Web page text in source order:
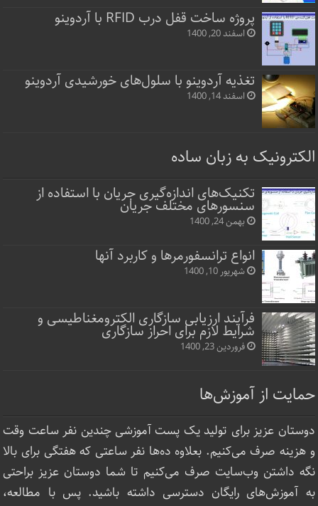
پروژه ساخت قفل‌ درب RFID با آردوینو
اسفند 20, 1400
تغذیه آردوینو با سلول‌های خورشیدی آردوینو
اسفند 14, 1400
الکترونیک به زبان ساده
تکنیک‌های اندازه‌گیری جریان با استفاده از
سنسورهای مختلف جریان
بهمن 24, 1400
انواع ترانسفورمرها و کاربرد آنها
شهریور 10, 1400
فرآیند ارزیابی سازگاری الکترومغناطیسی و
شرایط لازم برای احراز سازگاری
فروردین 23, 1400
حمایت از آموزش‌ها
دوستان عزیز برای تولید یک پست آموزشی چندین نفر ساعت‌ وقت
و هزینه صرف می‌کنیم. بعلاوه ده‌ها نفر ساعتی که هفتگی برای بالا
نگه داشتن وب‌سایت صرف ‌می‌کنیم تا شما دوستان عزیز براحتی
به آموزش‌های رایگان دسترسی داشته باشید. پس با مطالعه،